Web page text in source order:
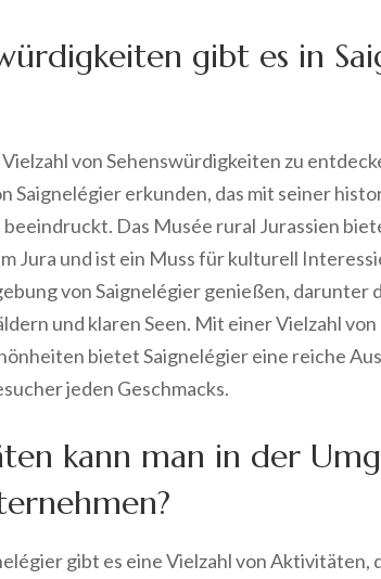
gibt es in
von Sehenswürdigkeiten zu
Saignelégier erkunden, das mit seiner
Das Musée rural Jurassien
Jura und ist ein Muss für kulturell
von Saignelégier genießen,
und klaren Seen. Mit einer Vielzahl
bietet Saignelégier eine reiche
jeden Geschmacks.
kann man in der
gibt es eine Vielzahl von Aktivitäten,